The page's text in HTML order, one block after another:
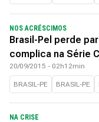
NOS ACRÉSCIMOS
Brasil-Pel perde
complica na Série C
20/09/2015 - 02h12min
BRASIL-PE BRASIL-PE
NA CRISE